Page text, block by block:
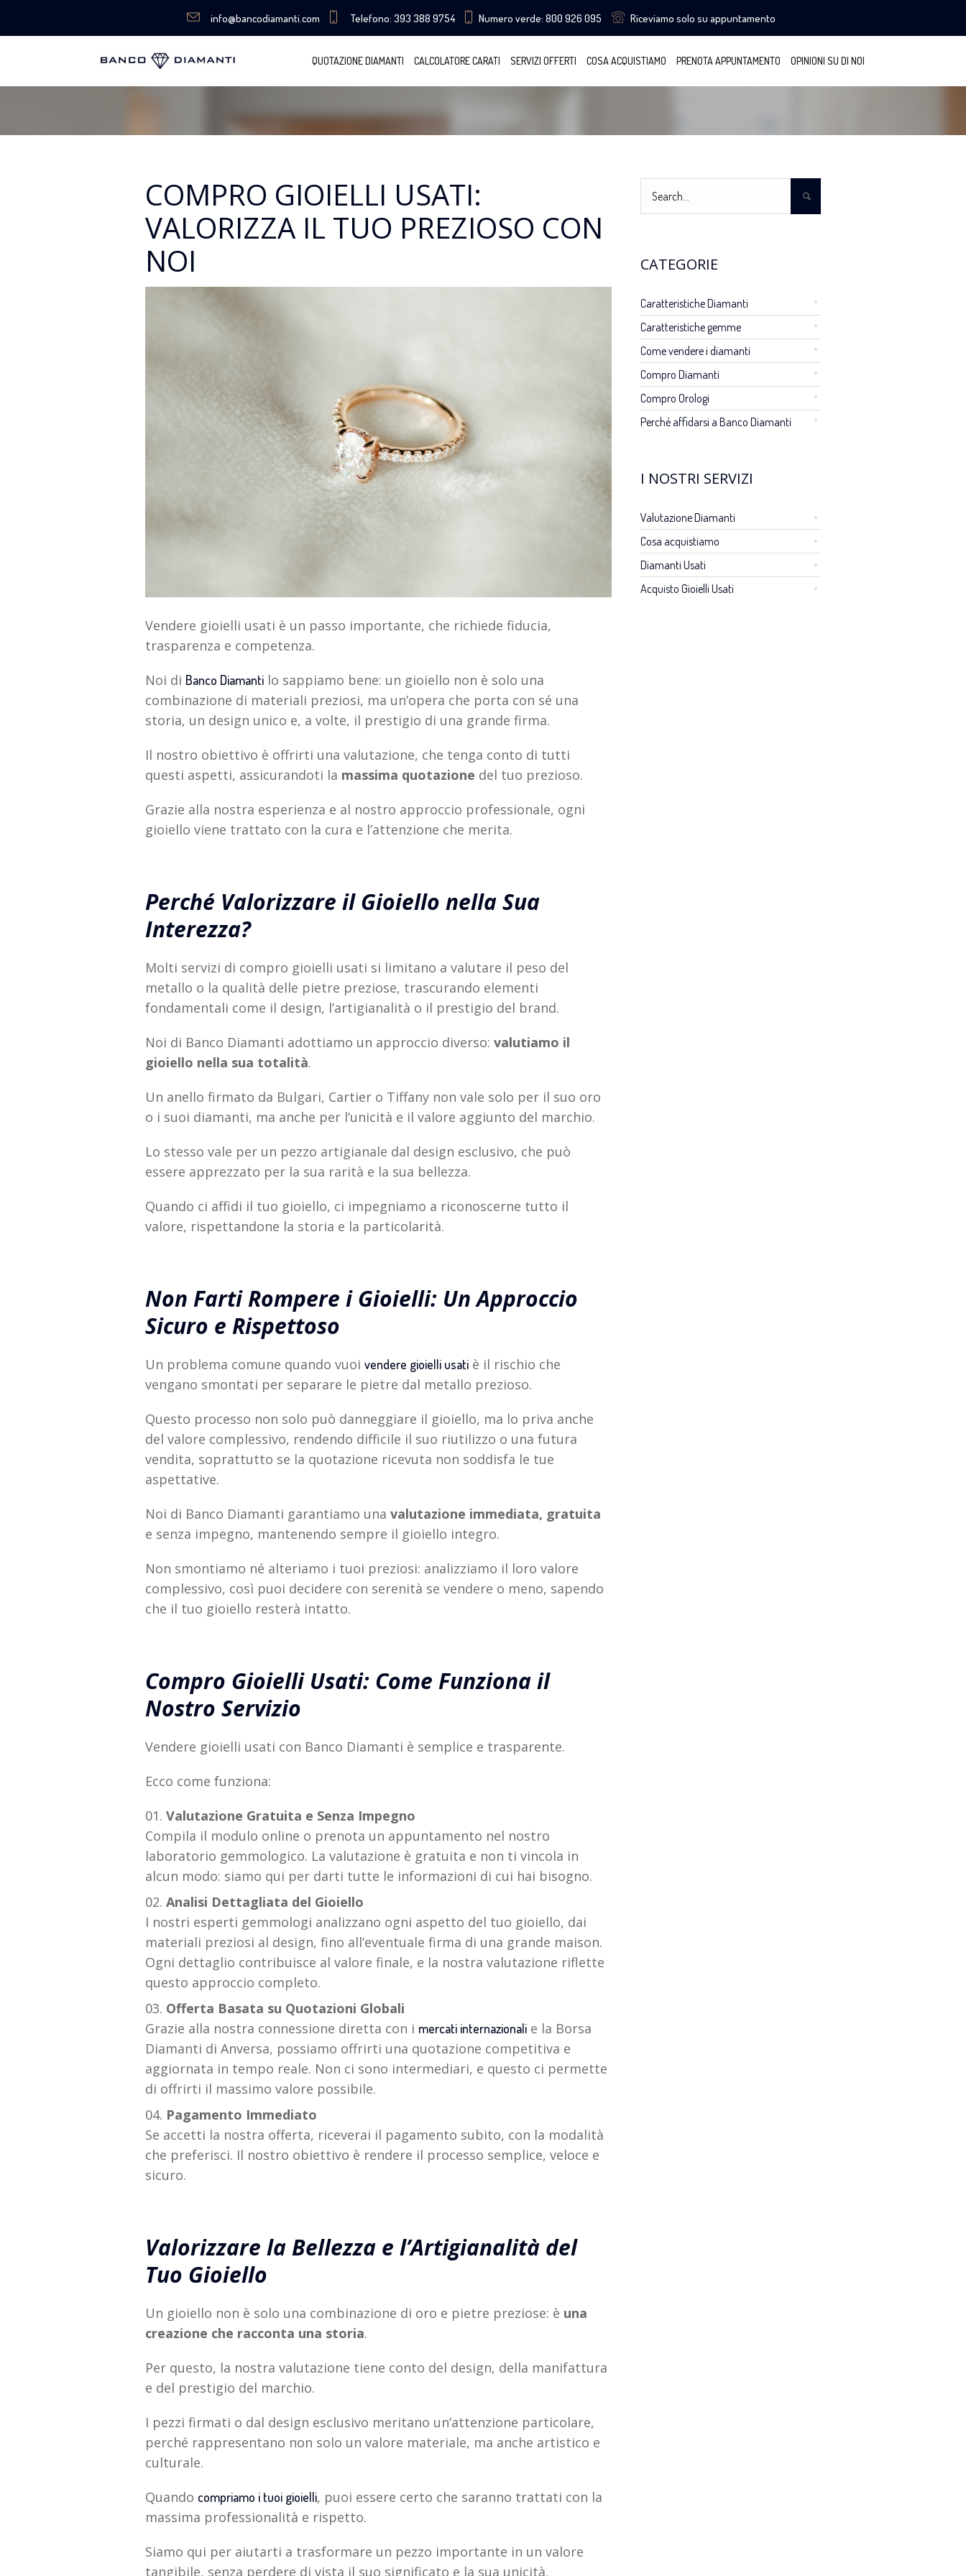
info@bancodiamanti.com Telefono: 393 388 9754 Numero verde: 800 926 095 Riceviamo solo su appuntamento
QUOTAZIONE DIAMANTI CALCOLATORE CARATI SERVIZI OFFERTI COSA ACQUISTIAMO PRENOTA APPUNTAMENTO OPINIONI SU DI NOI
COMPRO GIOIELLI USATI:
VALORIZZA IL TUO PREZIOSO CON
NOI
Vendere gioielli usati è un passo importante, che richiede fiducia,
trasparenza e competenza.
Noi di Banco Diamanti lo sappiamo bene: un gioiello non è solo una
combinazione di materiali preziosi, ma un’opera che porta con sé una
storia, un design unico e, a volte, il prestigio di una grande firma.
Il nostro obiettivo è offrirti una valutazione, che tenga conto di tutti
questi aspetti, assicurandoti la massima quotazione del tuo prezioso.
Grazie alla nostra esperienza e al nostro approccio professionale, ogni
gioiello viene trattato con la cura e l’attenzione che merita.
Perché Valorizzare il Gioiello nella Sua
Interezza?
Molti servizi di compro gioielli usati si limitano a valutare il peso del
metallo o la qualità delle pietre preziose, trascurando elementi
fondamentali come il design, l’artigianalità o il prestigio del brand.
Noi di Banco Diamanti adottiamo un approccio diverso: valutiamo il
gioiello nella sua totalità.
Un anello firmato da Bulgari, Cartier o Tiffany non vale solo per il suo oro
o i suoi diamanti, ma anche per l’unicità e il valore aggiunto del marchio.
Lo stesso vale per un pezzo artigianale dal design esclusivo, che può
essere apprezzato per la sua rarità e la sua bellezza.
Quando ci affidi il tuo gioiello, ci impegniamo a riconoscerne tutto il
valore, rispettandone la storia e la particolarità.
Non Farti Rompere i Gioielli: Un Approccio
Sicuro e Rispettoso
Un problema comune quando vuoi vendere gioielli usati è il rischio che
vengano smontati per separare le pietre dal metallo prezioso.
Questo processo non solo può danneggiare il gioiello, ma lo priva anche
del valore complessivo, rendendo difficile il suo riutilizzo o una futura
vendita, soprattutto se la quotazione ricevuta non soddisfa le tue
aspettative.
Noi di Banco Diamanti garantiamo una valutazione immediata, gratuita
e senza impegno, mantenendo sempre il gioiello integro.
Non smontiamo né alteriamo i tuoi preziosi: analizziamo il loro valore
complessivo, così puoi decidere con serenità se vendere o meno, sapendo
che il tuo gioiello resterà intatto.
Compro Gioielli Usati: Come Funziona il
Nostro Servizio
Vendere gioielli usati con Banco Diamanti è semplice e trasparente.
Ecco come funziona:
Valutazione Gratuita e Senza Impegno
Compila il modulo online o prenota un appuntamento nel nostro
laboratorio gemmologico. La valutazione è gratuita e non ti vincola in
alcun modo: siamo qui per darti tutte le informazioni di cui hai bisogno.
Analisi Dettagliata del Gioiello
I nostri esperti gemmologi analizzano ogni aspetto del tuo gioiello, dai
materiali preziosi al design, fino all’eventuale firma di una grande maison.
Ogni dettaglio contribuisce al valore finale, e la nostra valutazione riflette
questo approccio completo.
Offerta Basata su Quotazioni Globali
Grazie alla nostra connessione diretta con i mercati internazionali e la Borsa
Diamanti di Anversa, possiamo offrirti una quotazione competitiva e
aggiornata in tempo reale. Non ci sono intermediari, e questo ci permette
di offrirti il massimo valore possibile.
Pagamento Immediato
Se accetti la nostra offerta, riceverai il pagamento subito, con la modalità
che preferisci. Il nostro obiettivo è rendere il processo semplice, veloce e
sicuro.
Valorizzare la Bellezza e l’Artigianalità del
Tuo Gioiello
Un gioiello non è solo una combinazione di oro e pietre preziose: è una
creazione che racconta una storia.
Per questo, la nostra valutazione tiene conto del design, della manifattura
e del prestigio del marchio.
I pezzi firmati o dal design esclusivo meritano un’attenzione particolare,
perché rappresentano non solo un valore materiale, ma anche artistico e
culturale.
Quando compriamo i tuoi gioielli, puoi essere certo che saranno trattati con la
massima professionalità e rispetto.
Siamo qui per aiutarti a trasformare un pezzo importante in un valore
tangibile, senza perdere di vista il suo significato e la sua unicità.
CATEGORIE
Caratteristiche Diamanti
Caratteristiche gemme
Come vendere i diamanti
Compro Diamanti
Compro Orologi
Perché affidarsi a Banco Diamanti
I NOSTRI SERVIZI
Valutazione Diamanti
Cosa acquistiamo
Diamanti Usati
Acquisto Gioielli Usati